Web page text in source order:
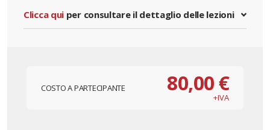
Clicca qui per consultare il dettaglio delle lezioni
COSTO A PARTECIPANTE 80,00 €
+IVA